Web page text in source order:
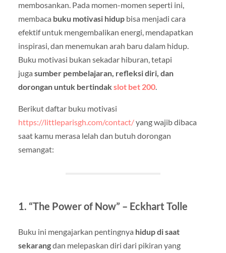
membosankan. Pada momen-momen seperti ini,
membaca buku motivasi hidupbisa menjadi cara
efektif untuk mengembalikan energi, mendapatkan
inspirasi, dan menemukan arah baru dalam hidup.
Buku motivasi bukan sekadar hiburan, tetapi
juga sumber pembelajaran, refleksi diri, dan
dorongan untuk bertindakslot bet 200.
Berikut daftar buku motivasi
https://littleparisgh.com/contact/yang wajib dibaca
saat kamu merasa lelah dan butuh dorongan
semangat:
1. “The Power of Now” – Eckhart Tolle
Buku ini mengajarkan pentingnya hidup di saat
sekarangdan melepaskan diri dari pikiran yang